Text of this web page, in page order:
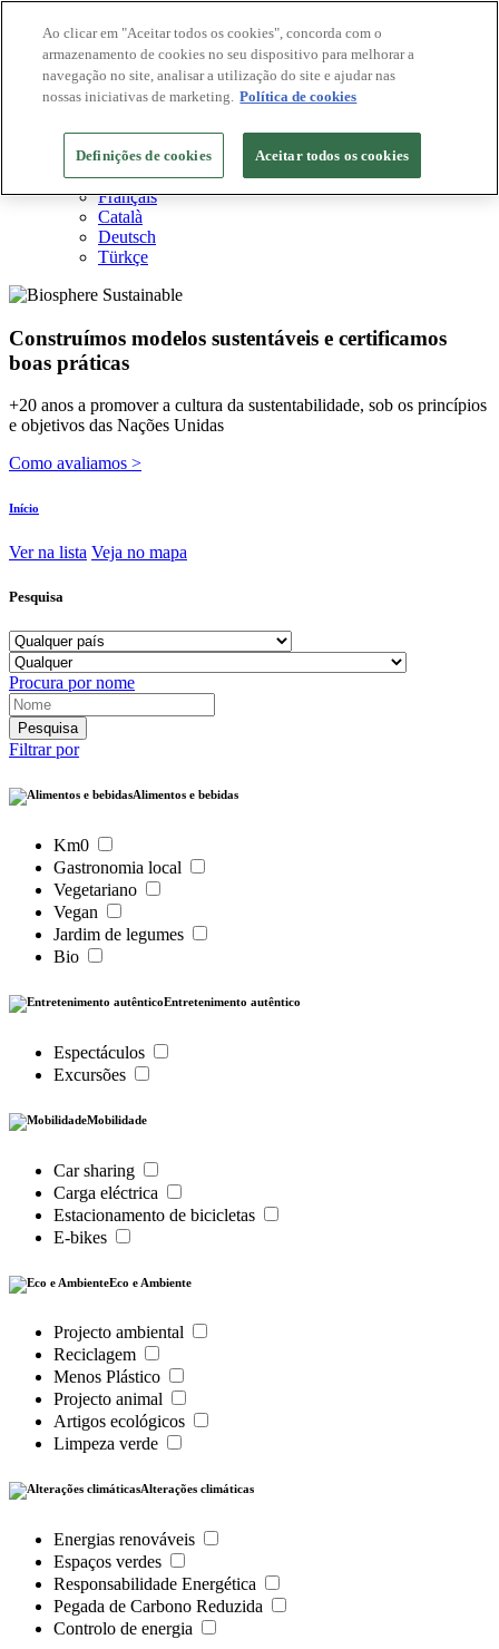
Destinos Biosphere
Empresas Biosphere
Como avaliamos
PT
English
Español
Français
Català
Deutsch
Türkçe
Construímos modelos sustentáveis ​​e certificamos
boas práticas
+20 anos a promover a cultura da sustentabilidade, sob os princípios
e objetivos das Nações Unidas
Como avaliamos >
Início
Ver na lista Veja no mapa
Pesquisa
Procura por nome
Filtrar por
Alimentos e bebidas
Km0
Gastronomia local
Vegetariano
Vegan
Jardim de legumes
Bio
Entretenimento autêntico
Espectáculos
Excursões
Mobilidade
Car sharing
Carga eléctrica
Estacionamento de bicicletas
E-bikes
Eco e Ambiente
Projecto ambiental
Reciclagem
Menos Plástico
Projecto animal
Artigos ecológicos
Limpeza verde
Alterações climáticas
Energias renováveis
Espaços verdes
Responsabilidade Energética
Pegada de Carbono Reduzida
Controlo de energia
Ao clicar em "Aceitar todos os cookies", concorda com o
armazenamento de cookies no seu dispositivo para melhorar a
navegação no site, analisar a utilização do site e ajudar nas
nossas iniciativas de marketing. Política de cookies
Definições de cookies Aceitar todos os cookies